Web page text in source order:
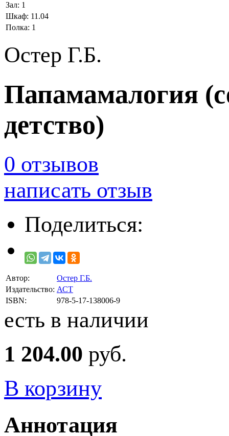
Зал: 1
Шкаф: 11.04
Полка: 1
Остер Г.Б.
Папамамалогия
детство)
0 отзывов
написать отзыв
Поделиться:
Автор:
Остер Г.Б.
Издательство: АСТ
ISBN:
978-5-17-138006-9
есть в наличии
1 204.00 руб.
В корзину
Аннотация